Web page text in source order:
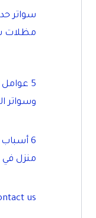
سواتر
مظلات
5
وسواتر
6
منزل في
us